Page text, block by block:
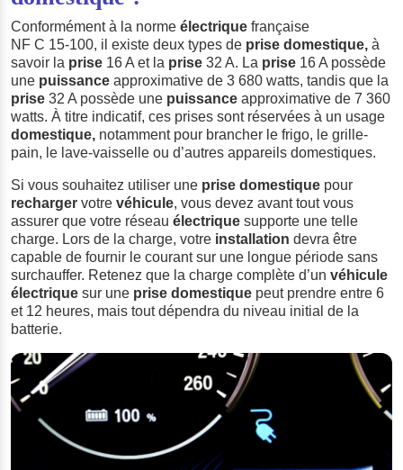
Conformément à la norme électrique française
NF C 15‑100, il existe deux types de prise domestique, à
savoir la prise 16 A et la prise 32 A. La prise 16 A possède
une puissance approximative de 3 680 watts, tandis que la
prise 32 A possède une puissance approximative de 7 360
watts. À titre indicatif, ces prises sont réservées à un usage
domestique, notamment pour brancher le frigo, le grille-
pain, le lave-vaisselle ou d’autres appareils domestiques.
Si vous souhaitez utiliser une prise domestique pour
recharger votre véhicule, vous devez avant tout vous
assurer que votre réseau électrique supporte une telle
charge. Lors de la charge, votre installation devra être
capable de fournir le courant sur une longue période sans
surchauffer. Retenez que la charge complète d’un véhicule
électrique sur une prise domestique peut prendre entre 6
et 12 heures, mais tout dépendra du niveau initial de la
batterie.